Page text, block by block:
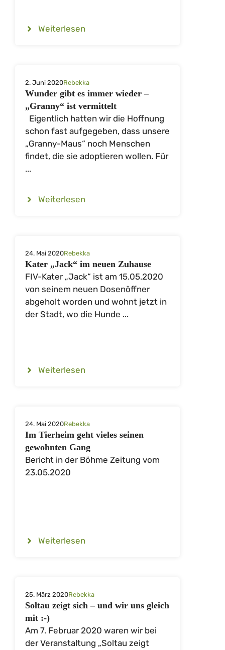
Weiterlesen
2. Juni 2020Rebekka
Wunder gibt es immer wieder –
„Granny“ ist vermittelt
Eigentlich hatten wir die Hoffnung
schon fast aufgegeben, dass unsere
„Granny-Maus“ noch Menschen
findet, die sie adoptieren wollen. Für
...
Weiterlesen
24. Mai 2020Rebekka
Kater „Jack“ im neuen Zuhause
FIV-Kater „Jack“ ist am 15.05.2020
von seinem neuen Dosenöffner
abgeholt worden und wohnt jetzt in
der Stadt, wo die Hunde ...
Weiterlesen
24. Mai 2020Rebekka
Im Tierheim geht vieles seinen
gewohnten Gang
Bericht in der Böhme Zeitung vom
23.05.2020
Weiterlesen
25. März 2020Rebekka
Soltau zeigt sich – und wir uns gleich
mit :-)
Am 7. Februar 2020 waren wir bei
der Veranstaltung „Soltau zeigt